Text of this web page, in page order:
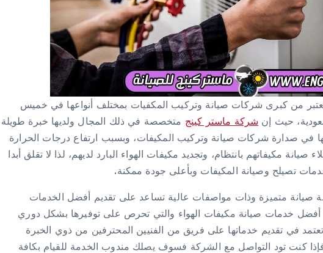
من كبرى شركات صيانة وتركيب المكفيات بمختلف أنواعها في خميس
حيث إن شركة ماستر كينج متخصصة في ذلك المجال ولديها خبرة طويلة
سنوات مما جعلها في صدارة شركات صيانة وتركيب المكيفات، وبسبب ارتفاع درجات الحرارة
مكيفاتهم بانتظام، وتجديد مكيفات الهواء البارد لديهم، لذا لا تقلق أبدا
تصيلح وصيانة المكيفات وبأعلى جودة ممكنة.
صيانة متميزة وذات مواصفات عالية تساعد على تقديم أفضل الخدمات
أفضل خدمات صيانة مكيفات الهواء والتي تحرص على توفيرها بشكل دوري
تعتمد في تقديم خدماتها على فريق من الفنيين المحترفين من ذوي الخبرة
فإذا كنت تود التواصل مع الشركة فسوف يصلك مندوب الخدمة للقيام بكافة